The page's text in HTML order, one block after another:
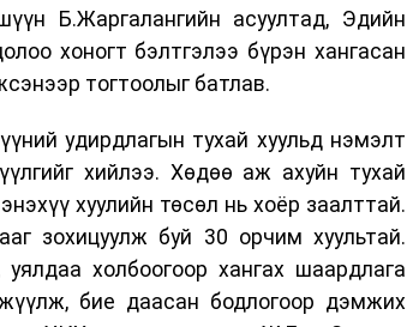
Б.Жаргалангийн асуултад, Эдийн
хоногт бэлтгэлээ бүрэн хангасан
тогтоолыг батлав.
удирдлагын тухай хуульд нэмэлт
хийлээ. Хөдөө аж ахуйн тухай
хуулийн төсөл нь хоёр заалттай.
зохицуулж буй 30 орчим хуультай.
холбоогоор хангах шаардлага
бие даасан бодлогоор дэмжих